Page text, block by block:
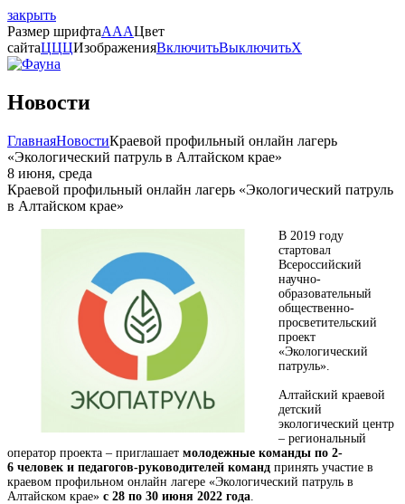
закрыть
Размер шрифтаAAAЦвет
сайтаЦЦЦИзображенияВключитьВыключитьX
Новости
ГлавнаяНовостиКраевой профильный онлайн лагерь
«Экологический патруль в Алтайском крае»
8 июня, среда
Краевой профильный онлайн лагерь «Экологический патруль
в Алтайском крае»
В 2019 году
стартовал
Всероссийский
научно-
образовательный
общественно-
просветительский
проект
«Экологический
патруль».
Алтайский краевой
детский
экологический центр
– региональный
оператор проекта – приглашает молодежные команды по 2-
6 человек и педагогов-руководителей команд принять участие в
краевом профильном онлайн лагере «Экологический патруль в
Алтайском крае» с 28 по 30 июня 2022 года